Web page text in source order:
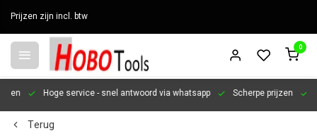
Prijzen zijn incl. btw
0
Hoge service- snel antwoord via whatsapp Scherpe prijzen
Terug